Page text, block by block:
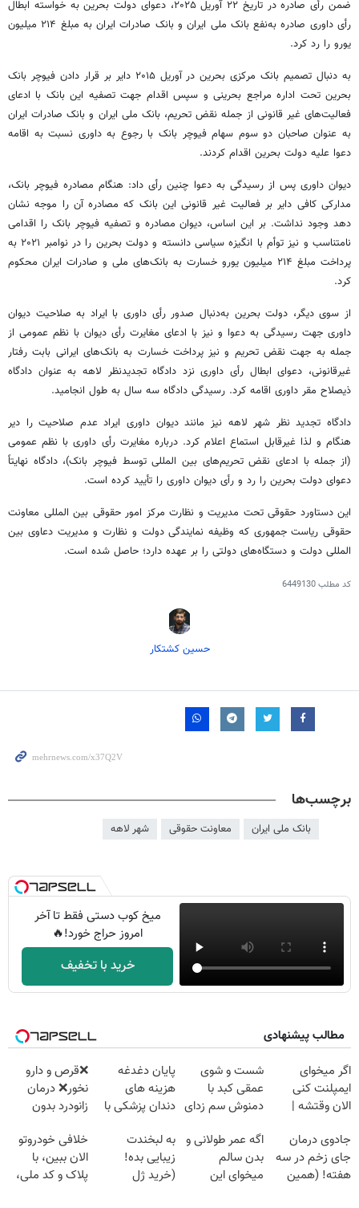
ضمن رأی صادره در تاریخ ۲۲ آوریل ۲۰۲۵، دعوای دولت بحرین به خواسته ابطال
رأی داوری صادره به‌نفع بانک ملی ایران و بانک صادرات ایران به مبلغ ۲۱۴ میلیون
یورو را رد کرد.
به دنبال تصمیم بانک مرکزی بحرین در آوریل ۲۰۱۵ دایر بر قرار دادن
فیوچر بانک
بحرین تحت اداره مراجع بحرینی و سپس اقدام جهت تصفیه این بانک با ادعای
فعالیت‌های غیر قانونی از جمله نقض تحریم، بانک ملی ایران و بانک صادرات ایران
به عنوان صاحبان دو سوم سهامفیوچر بانک با رجوع به داوری نسبت به اقامه
دعوا علیه دولت بحرین اقدام کردند.
دیوان داوری پس از رسیدگی به دعوا چنین رأی داد: هنگام مصادره فیوچربانک،
مدارکی کافی دایر بر فعالیت غیر قانونی این بانک که مصادره آن را موجه نشان
دهد وجود نداشت. بر این اساس، دیوان مصادره و تصفیهفیوچر بانک را اقدامی
نامتناسب و نیز توأم با انگیزه سیاسی دانسته و دولت بحرین را در نوامبر ۲۰۲۱ به
پرداخت مبلغ ۲۱۴ میلیون یورو خسارت به بانک‌های ملی و صادرات ایران محکوم
کرد.
از سوی دیگر، دولت بحرین به‌دنبال صدور رأی داوری با ایراد به صلاحیت دیوان
داوری جهت رسیدگی به دعوا و نیز با ادعای مغایرت رأی دیوان با نظم عمومی از
جمله به جهت نقض تحریم و نیز پرداخت خسارت به بانک‌های ایرانی بابت رفتار
غیرقانونی‌، دعوای ابطال رأی داوری نزد دادگاه تجدیدنظر لاهه به عنوان دادگاه
ذیصلاح مقر داوری اقامه کرد. رسیدگی دادگاه سه سال به طول انجامید.
دادگاه تجدید نظر شهر لاهه نیز مانند دیوان داوری ایراد عدم صلاحیت را دیر
هنگام و لذا غیرقابل استماع اعلام کرد. درباره مغایرت رأی داوری با نظم عمومی
(از جمله با ادعای نقض تحریم‌های بین المللیتوسط فیوچر بانک)، دادگاه نهایتاً
دعوای دولت بحرین را رد و رأی دیوان داوری را تأیید کرده است.
این دستاورد حقوقی تحت مدیریت و نظارت مرکز امور حقوقی بین المللی معاونت
حقوقی ریاست جمهوری که وظیفه نمایندگی دولت و نظارت و مدیریت دعاوی بین
المللی دولت و دستگاه‌های دولتی را بر عهده دارد؛ حاصل شده است.
کد مطلب6449130
حسین کشتکار
برچسب‌ها
بانک ملی ایران معاونت حقوقی شهر لاهه
میخ کوب دستی فقط تا آخر
امروز حراج خورد!🔥
خرید با تخفیف
مطالب پیشنهادی
اگر میخوای
ایمپلنت کنی
الان وقتشه |
میلیون تومان!!!
شست و شوی
عمقی کبد با
دمنوش سم زدای
پایان دغدغه
هزینه های
دندان پزشکی با
خانگی
❌قرص‌ و دارو
نخور❌ درمان
زانودرد بدون
جادوی درمان
جای زخم در سه
هفته! (همین
اگه عمر طولانی و
بدن سالم
میخوای این
به لبخندت
زیبایی بده!
(خرید ژل
خلافی خودروتو
الان ببین، با
پلاک و کد ملی،